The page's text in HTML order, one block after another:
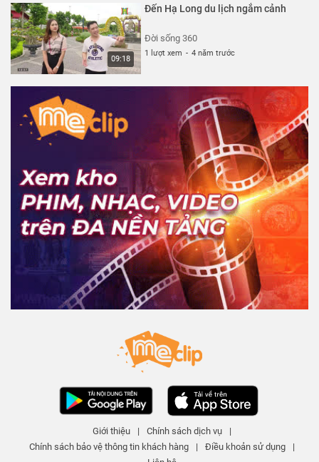
09:18
Đến Hạ Long du lịch ngắm cảnh
Đời sống 360
1 lượt xem - 4 năm trước
Giới thiệu | Chính sách dịch vụ
|
Chính sách bảo vệ thông tin khách hàng
| Điều khoản sử dụng
|